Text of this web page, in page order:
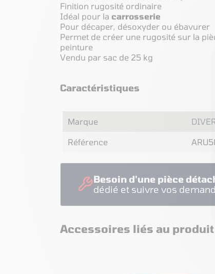
Finition rugosité ordinaire
Idéal pour la carrosserie
Pour décaper, désoxyder ou ébavurer
Permet de créer une rugosité sur la
peinture
Vendu par sac de 25 kg
Caractéristiques
Marque
Référence
Besoin d'une pièce
dédié et suivre vos
Accessoires liés au produit